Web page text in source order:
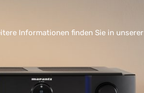
Informationen finden Sie in unserer